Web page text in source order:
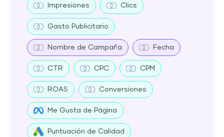
Impresiones Clics
Gasto Publicitario
Nombre de Campaña Fecha
CTR CPC CPM
ROAS Conversiones
Me Gusta de Página
Puntuación de Calidad